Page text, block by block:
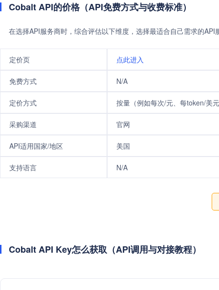
Cobalt API的价格（API免费方式与收费标准）
在选择API服务商时，综合评估以下维度，选择最适合自己需求的
定价页 点此进入
免费方式 N/A
定价方式 按量（例如每次/元、每token/美
采购渠道 官网
API适用国家/地区 美国
支持语言 N/A
Cobalt API Key怎么获取（API调用与对接教程）